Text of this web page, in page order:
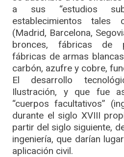
a sus “estudios
establecimientos tales
(Madrid, Barcelona,
bronces, fábricas de
fábricas de armas
carbón, azufre y cobre,
El desarrollo
Ilustración, y que fue
“cuerpos facultativos”
durante el siglo XVIII
partir del siglo siguiente,
ingeniería, que darían
aplicación civil.